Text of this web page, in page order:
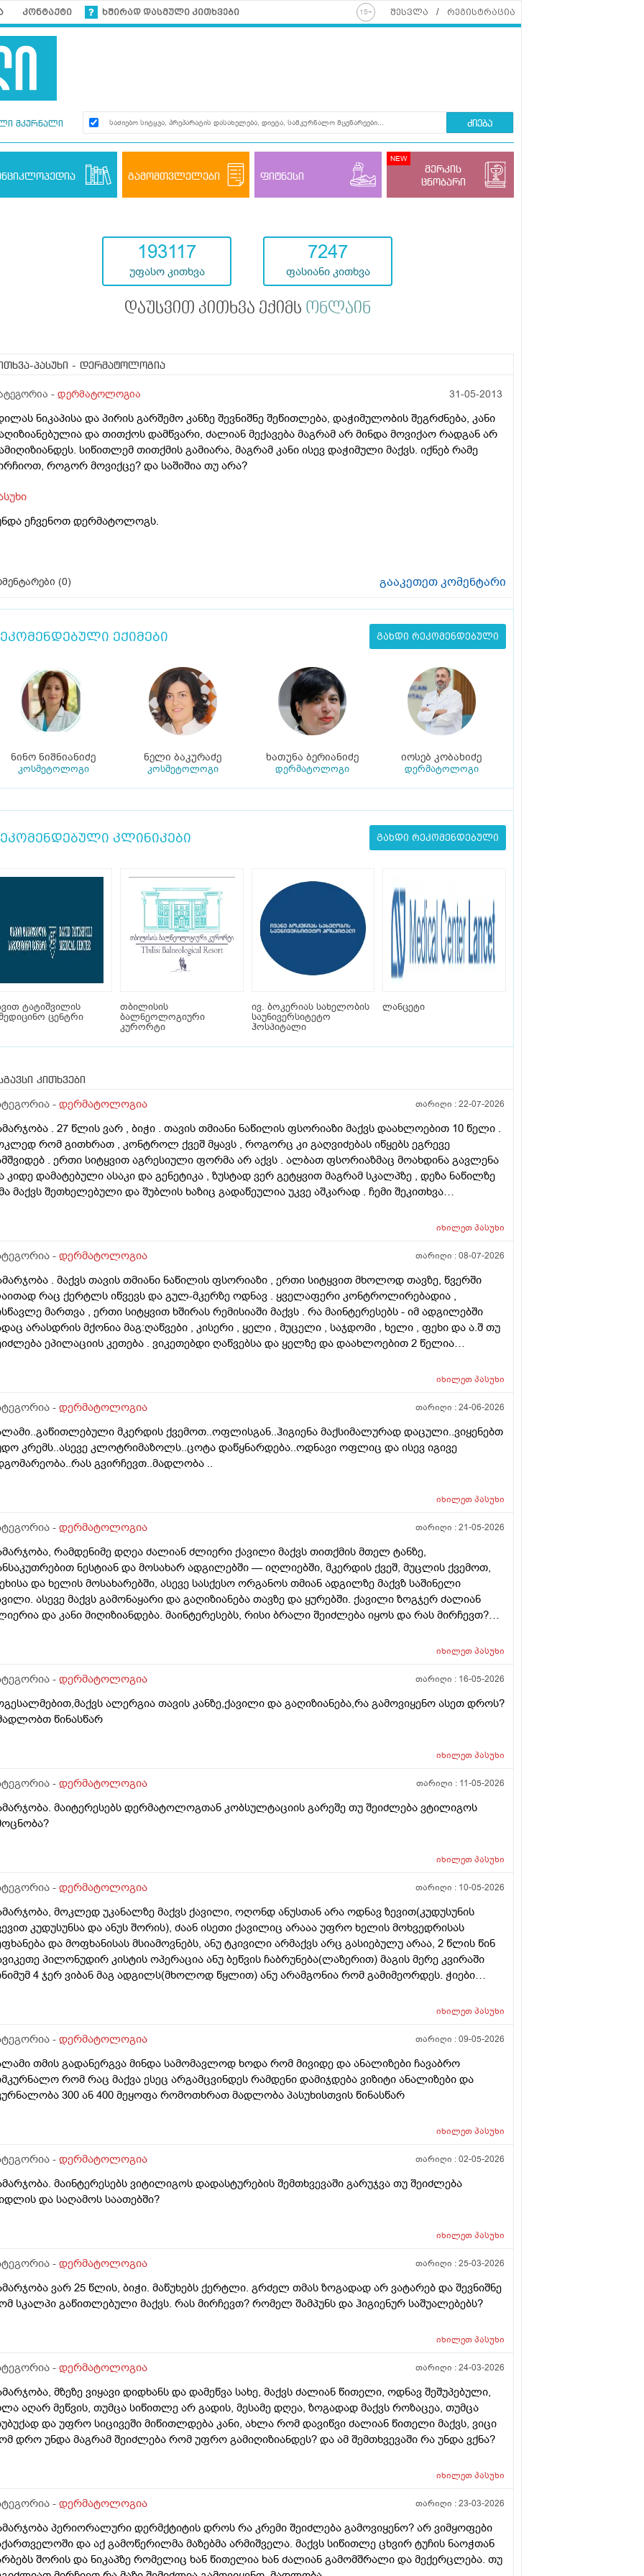
კონტაქტი ხშირად დასმული კითხვები შესვლა რეგისტრაცია
მკურნალი ძიება
გამომთვლელები ფიტნესი
მერკის
ცნობარი
193117
უფასო კითხვა
7247
ფასიანი კითხვა
დაუსვით კითხვა ექიმს ონლაინ
პასუხი - დერმატოლოგია
- დერმატოლოგია 31-05-2013
ნიკაპისა და პირის გარშემო კანზე შევნიშნე შეწითლება, დაჭიმულობის შეგრძნება, კანი
და თითქოს დამწვარი, ძალიან მექავება მაგრამ არ მინდა მოვიქაო რადგან არ
სიწითლემ თითქმის გამიარა, მაგრამ კანი ისევ დაჭიმული მაქვს. იქნებ რამე
როგორ მოვიქცე? და საშიშია თუ არა?
ეჩვენოთ დერმატოლოგს.
(0) გააკეთეთ კომენტარი
ექიმები გახდი რეკომენდებული
ნინო ნიშნიანიძე
კოსმეტოლოგი
ნელი ბაკურაძე
კოსმეტოლოგი
ხათუნა ბერიანიძე
დერმატოლოგი
იოსებ კობახიძე
დერმატოლოგი
კლინიკები გახდი რეკომენდებული
ტატიშვილის
ცენტრი
თბილისის
ბალნეოლოგიური
კურორტი
ივ. ბოკერიას სახელობის
საუნივერსიტეტო
ჰოსპიტალი
ლანცეტი
კითხვები
- დერმატოლოგია თარიღი :22-07-2026
. 27 წლის ვარ , ბიჭი . თავის თმიანი ნაწილის ფსორიაზი მაქვს დაახლოებით 10 წელი .
რომ გითხრათ , კონტროლ ქვეშ მყავს , როგორც კი გაღვიძებას იწყებს ეგრევე
. ერთი სიტყვით აგრესიული ფორმა არ აქვს . ალბათ ფსორიაზმაც მოახდინა გავლენა
კიდე დამატებული ასაკი და გენეტიკა , ზუსტად ვერ გეტყვით მაგრამ სკალპზე , დეზა ნაწილზე
მაქვს შეთხელებული და შუბლის ხაზიც გადაწეულია უკვე აშკარად . ჩემი შეკითხვა
გამართლებილი სკალპის ფსორიაზის დროს ? არ მინდა რომ ამ პროცედურებმა კიდევ უფრო
თუ არა თმის გადანერგვა სკალპის ფსორიაზის დროს და არის თუ არა პრაქტიკაში ვინც
იხილეთპასუხი
- დერმატოლოგია თარიღი :08-07-2026
. მაქვს თავის თმიანი ნაწილის ფსორიაზი , ერთი სიტყვით მხოლოდ თავზე, წვერში
რაც ქერტლს იწვევს და გულ-მკერზე ოდნავ . ყველაფერი კონტროლირებადია ,
მართვა , ერთი სიტყვით ხშირას რემისიაში მაქვს . რა მაინტერესებს - იმ ადგილებში
არასდრის მქონია მაგ:ღაწვები , კისერი , ყელი , მუცელი , საჯდომი , ხელი , ფეხი და ა.შ თუ
ეპილაციის კეთება . ვიკეთებდი ღაწვებსა და ყელზე და დაახლოებით 2 წელია
გააღიაზიანოს და მანდაც გამოვიდესო , შიშმა ამიტანა . სხვადასხვა ვერსია მესმის ,
? რისკი რამხელაა? მადლობა წინასწარ .
იხილეთპასუხი
- დერმატოლოგია თარიღი :24-06-2026
მკერდის ქვემოთ..ოფლისგან..ჰიგიენა მაქსიმალურად დაცული..ვიყენებთ
კრემს..ასევე კლოტრიმაზოლს..ცოტა დაწყნარდება..ოდნავი ოფლიც და ისევ იგივე
გვირჩევთ..მადლობა ..
იხილეთპასუხი
- დერმატოლოგია თარიღი :21-05-2026
რამდენიმე დღეა ძალიან ძლიერი ქავილი მაქვს თითქმის მთელ ტანზე,
ნესტიან და მოსახარ ადგილებში — იღლიებში, მკერდის ქვეშ, მუცლის ქვემოთ,
და ხელის მოსახარებში, ასევე სასქესო ორგანოს თმიან ადგილზე მაქვზ საშინელი
ასევე მაქვს გამონაყარი და გაღიზიანება თავზე და ყურებში. ქავილი ზოგჯერ ძალიან
და კანი მიღიზიანდება. მაინტერესებს, რისი ბრალი შეიძლება იყოს და რას მირჩევთ?
იხილეთპასუხი
- დერმატოლოგია თარიღი : 16-05-2026
ალერგია თავის კანზე,ქავილი და გაღიზიანება,რა გამოვიყენო ასეთ დროს?
წინასწარ
იხილეთპასუხი
- დერმატოლოგია თარიღი : 11-05-2026
მაიტერესებს დერმატოლოგთან კობსულტაციის გარეშე თუ შეიძლება ვტილიგოს
იხილეთპასუხი
- დერმატოლოგია თარიღი : 10-05-2026
მოკლედ უკანალზე მაქვს ქავილი, ოღონდ ანუსთან არა ოდნავ ზევით(კუდუსუნის
კუდუსუნსა და ანუს შორის), ძაან ისეთი ქავილიც არააა უფრო ხელის მოხვედრისას
და მოფხანისას მსიამოვნებს, ანუ ტკივილი არმაქვს არც გასიებულუ არაა, 2 წლის წინ
პილონუდირ კისტის ოპერაცია ანუ ბეწვის ჩაბრუნება(ლაზერით) მაგის მერე კვირაში
4 ჯერ ვიბან მაგ ადგილს(მხოლოდ წყლით) ანუ არამგონია რომ გამიმეორდეს. ჭიები
იხილეთპასუხი
- დერმატოლოგია თარიღი :09-05-2026
თმის გადანერგვა მინდა სამომავლოდ ხოდა რომ მივიდე და ანალიზები ჩავაბრო
რომ რაც მაქვა ესეც არგამცვინდეს რამდენი დამიჯდება ვიზიტი ანალიზები და
300 ან 400 მეყოფა რომოთხრათ მადლობა პასუხისთვის წინასწარ
იხილეთპასუხი
- დერმატოლოგია თარიღი :02-05-2026
მაინტერესებს ვიტილიგოს დადასტურების შემთხვევაში გარუჯვა თუ შეიძლება
და საღამოს საათებში?
იხილეთპასუხი
- დერმატოლოგია თარიღი :25-03-2026
ვარ 25 წლის, ბიჭი. მაწუხებს ქერტლი. გრძელ თმას ზოგადად არ ვატარებ და შევნიშნე
სკალპი გაწითლებული მაქვს. რას მირჩევთ? რომელ შამპუნს და ჰიგიენურ საშუალებებს?
იხილეთპასუხი
- დერმატოლოგია თარიღი :24-03-2026
მზეზე ვიყავი დიდხანს და დამეწვა სახე, მაქვს ძალიან წითელი, ოდნავ შეშუპებული,
აღარ მეწვის, თუმცა სიწითლე არ გადის, მესამე დღეა, ზოგადად მაქვს როზაცეა, თუმცა
და უფრო სიცივეში მიწითლდება კანი, ახლა რომ დავიწვი ძალიან წითელი მაქვს, ვიცი
დრო უნდა მაგრამ შეიძლება რომ უფრო გამიღიზიანდეს? და ამ შემთხვევაში რა უნდა ვქნა?
იხილეთპასუხი
- დერმატოლოგია თარიღი :23-03-2026
პერიორალური დერმქტიტის დროს რა კრემი შეიძლება გამოვიყენო? არ ვიმყოფები
და აქ გამოწერილმა მაზებმა არმიშველა. მაქვს სიწითლე ცხვირ ტუჩის ნაოჭთან
შორის და ნიკაპზე რომელიც ხან წითელია ხან ძალიან გამომშრალი და მექერცლება. თუ